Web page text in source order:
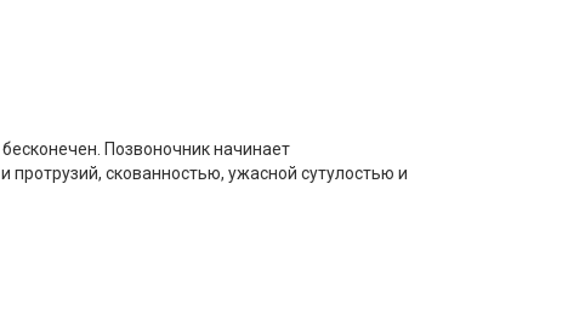
Позвоночник начинает
скованностью, ужасной сутулостью и